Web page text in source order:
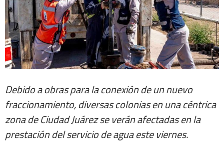
Debido a obras para la conexión de un nuevo
fraccionamiento, diversas colonias en una céntrica
zona de Ciudad Juárez se verán afectadas en la
prestación del servicio de agua este viernes.